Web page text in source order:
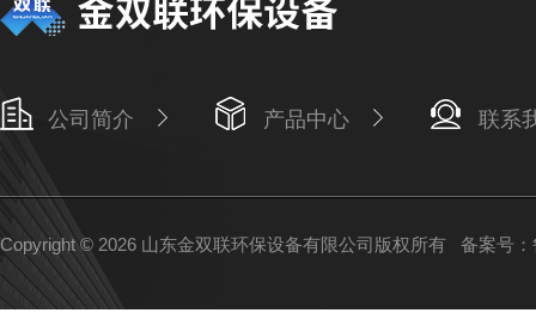
公司简介 产品中心 联系
Copyright © 2026 山东金双联环保设备有限公司版权所有 备案号